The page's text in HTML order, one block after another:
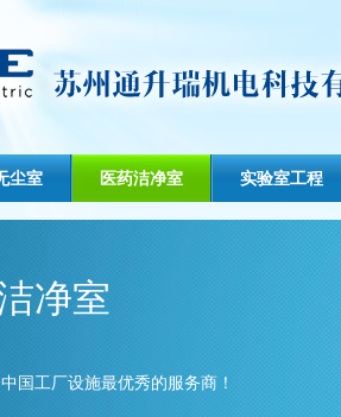
尘室 医药洁净室 实验室工程
净室
国工厂设施最优秀的服务商！